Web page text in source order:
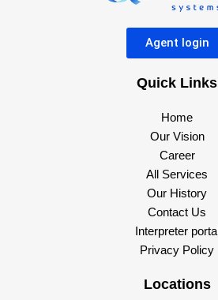
Agent login
Quick Links
Home
Our Vision
Career
All Services
Our History
Contact Us
Interpreter portal
Privacy Policy
Locations